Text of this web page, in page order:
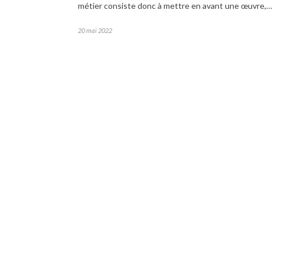
métier consiste donc à mettre en avant une œuvre,…
20 mai 2022